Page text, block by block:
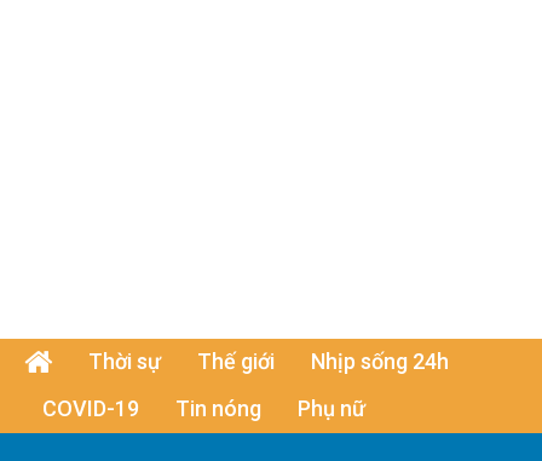
Thời sự Thế giới
Nhịp sống 24h
COVID-19
Tin nóng Phụ nữ